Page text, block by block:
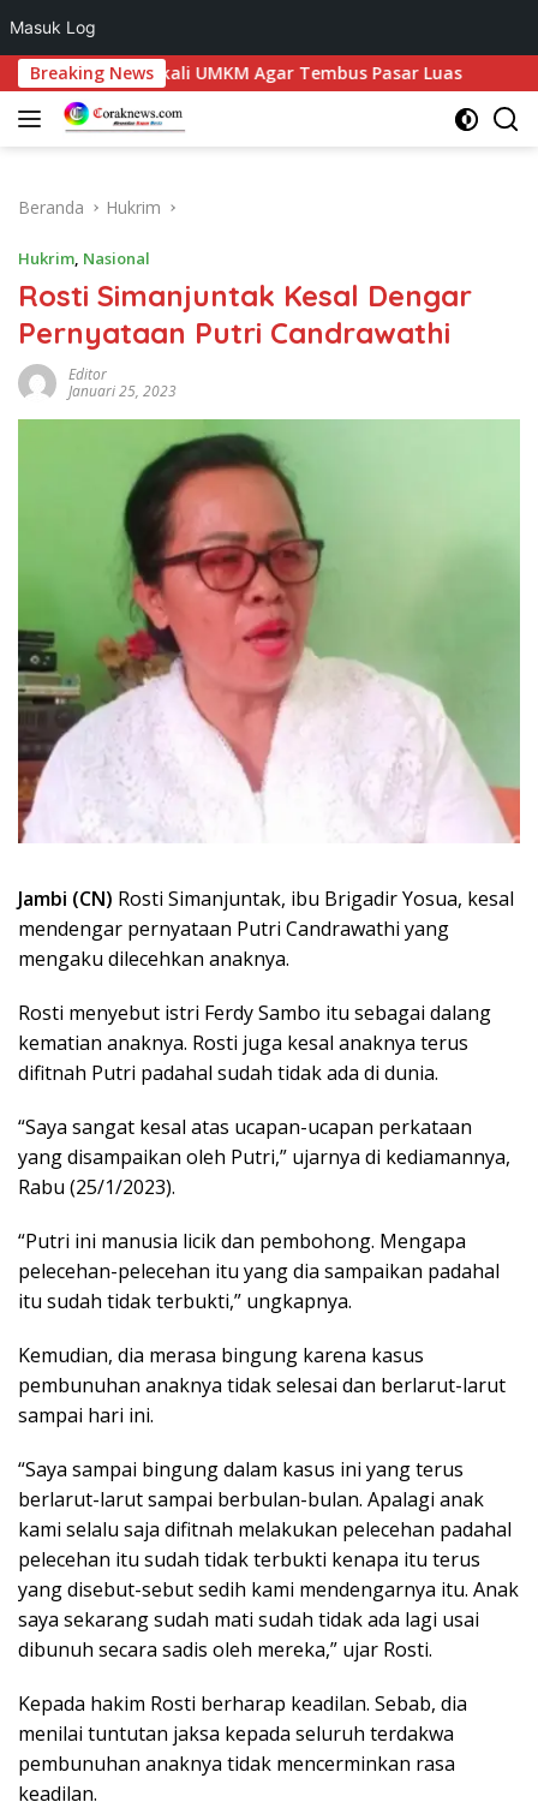
Masuk Log
Langsung
ke
konten
Breaking News
Bekali UMKM Agar Tembus Pasar Luas Rajut
Beranda Hukrim
Hukrim, Nasional
Rosti Simanjuntak Kesal Dengar
Pernyataan Putri Candrawathi
Editor
Januari 25, 2023
Jambi (CN) Rosti Simanjuntak, ibu Brigadir Yosua, kesal
mendengar pernyataan Putri Candrawathi yang
mengaku dilecehkan anaknya.
Rosti menyebut istri Ferdy Sambo itu sebagai dalang
kematian anaknya. Rosti juga kesal anaknya terus
difitnah Putri padahal sudah tidak ada di dunia.
“Saya sangat kesal atas ucapan-ucapan perkataan
yang disampaikan oleh Putri,” ujarnya di kediamannya,
Rabu (25/1/2023).
“Putri ini manusia licik dan pembohong. Mengapa
pelecehan-pelecehan itu yang dia sampaikan padahal
itu sudah tidak terbukti,” ungkapnya.
Kemudian, dia merasa bingung karena kasus
pembunuhan anaknya tidak selesai dan berlarut-larut
sampai hari ini.
“Saya sampai bingung dalam kasus ini yang terus
berlarut-larut sampai berbulan-bulan. Apalagi anak
kami selalu saja difitnah melakukan pelecehan padahal
pelecehan itu sudah tidak terbukti kenapa itu terus
yang disebut-sebut sedih kami mendengarnya itu. Anak
saya sekarang sudah mati sudah tidak ada lagi usai
dibunuh secara sadis oleh mereka,” ujar Rosti.
Kepada hakim Rosti berharap keadilan. Sebab, dia
menilai tuntutan jaksa kepada seluruh terdakwa
pembunuhan anaknya tidak mencerminkan rasa
keadilan.